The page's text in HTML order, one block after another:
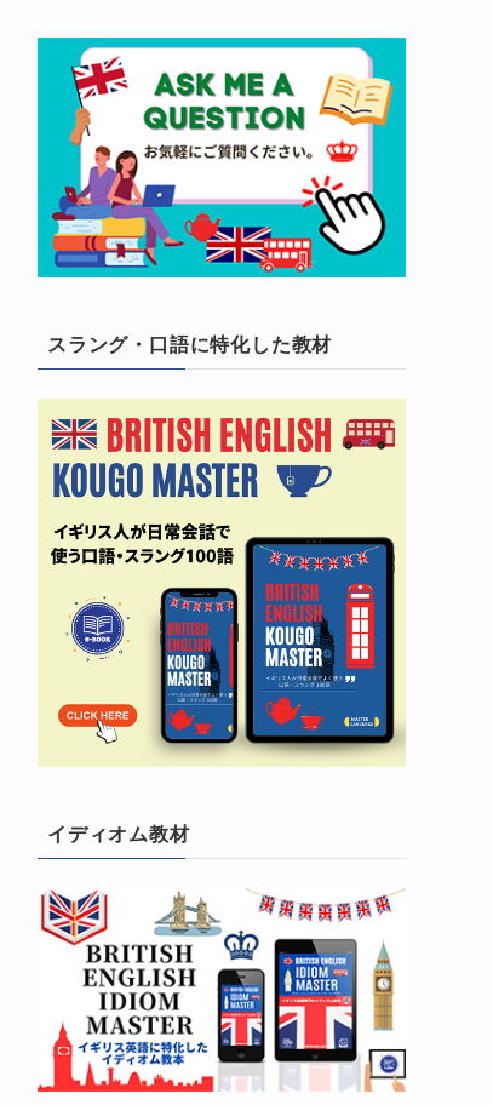
スラング・口語に特化した教材
イディオム教材